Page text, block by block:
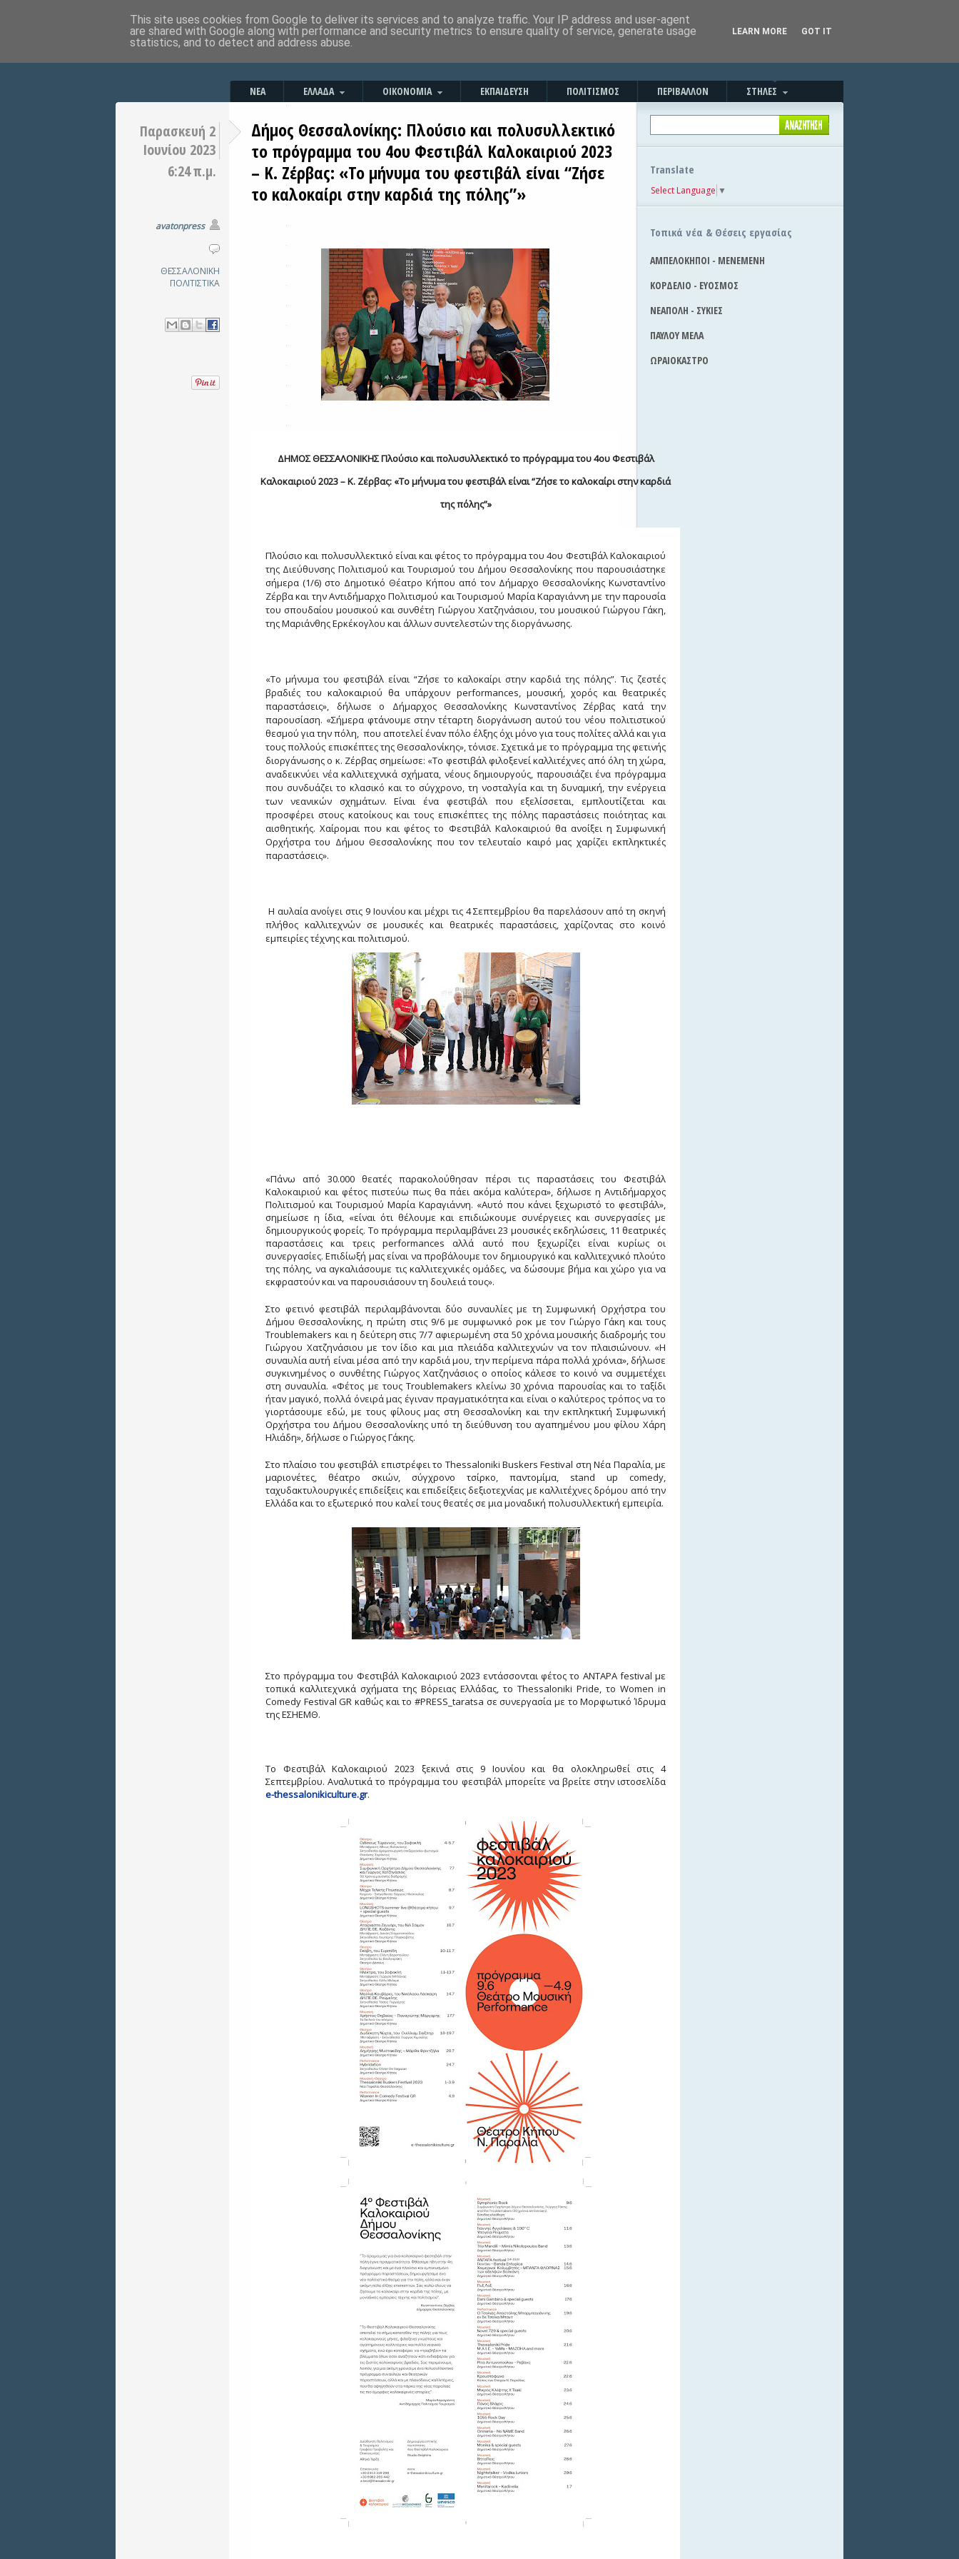
ΝΕΑ ΕΛΛΑΔΑ ΟΙΚΟΝΟΜΙΑ ΕΚΠΑΙΔΕΥΣΗ ΠΟΛΙΤΙΣΜΟΣ ΠΕΡΙΒΑΛΛΟΝ ΣΤΗΛΕΣ
Παρασκευή 2
Ιουνίου 2023
6:24 π.μ.
avatonpress
ΘΕΣΣΑΛΟΝΙΚΗ
ΠΟΛΙΤΙΣΤΙΚΑ
Δήμος Θεσσαλονίκης: Πλούσιο και πολυσυλλεκτικό
το πρόγραμμα του 4ου Φεστιβάλ Καλοκαιριού 2023
– Κ. Ζέρβας: «Το μήνυμα του φεστιβάλ είναι “Ζήσε
το καλοκαίρι στην καρδιά της πόλης”»
ΔΗΜΟΣ ΘΕΣΣΑΛΟΝΙΚΗΣ Πλούσιο και πολυσυλλεκτικό το πρόγραμμα του 4ου Φεστιβάλ
Καλοκαιριού 2023 – Κ. Ζέρβας: «Το μήνυμα του φεστιβάλ είναι “Ζήσε το καλοκαίρι στην καρδιά
της πόλης”»
Πλούσιο και πολυσυλλεκτικό είναι και φέτος το πρόγραμμα του 4ου Φεστιβάλ Καλοκαιριού
της Διεύθυνσης Πολιτισμού και Τουρισμού του Δήμου Θεσσαλονίκης που παρουσιάστηκε
σήμερα (1/6) στο Δημοτικό Θέατρο Κήπου από τον Δήμαρχο Θεσσαλονίκης Κωνσταντίνο
Ζέρβα και την Αντιδήμαρχο Πολιτισμού και Τουρισμού Μαρία Καραγιάννη με την παρουσία
του σπουδαίου μουσικού και συνθέτη Γιώργου Χατζηνάσιου, του μουσικού Γιώργου Γάκη,
της Μαριάνθης Ερκέκογλου και άλλων συντελεστών της διοργάνωσης.
«Το μήνυμα του φεστιβάλ είναι “Ζήσε το καλοκαίρι στην καρδιά της πόλης”. Tις ζεστές
βραδιές του καλοκαιριού θα υπάρχουν performances, μουσική, χορός και θεατρικές
παραστάσεις», δήλωσε ο Δήμαρχος Θεσσαλονίκης Κωνσταντίνος Ζέρβας κατά την
παρουσίαση. «Σήμερα φτάνουμε στην τέταρτη διοργάνωση αυτού του νέου πολιτιστικού
θεσμού για την πόλη, που αποτελεί έναν πόλο έλξης όχι μόνο για τους πολίτες αλλά και για
τους πολλούς επισκέπτες της Θεσσαλονίκης», τόνισε. Σχετικά με το πρόγραμμα της φετινής
διοργάνωσης ο κ. Ζέρβας σημείωσε: «Το φεστιβάλ φιλοξενεί καλλιτέχνες από όλη τη χώρα,
αναδεικνύει νέα καλλιτεχνικά σχήματα, νέους δημιουργούς, παρουσιάζει ένα πρόγραμμα
που συνδυάζει το κλασικό και το σύγχρονο, τη νοσταλγία και τη δυναμική, την ενέργεια
των νεανικών σχημάτων. Είναι ένα φεστιβάλ που εξελίσσεται, εμπλουτίζεται και
προσφέρει στους κατοίκους και τους επισκέπτες της πόλης παραστάσεις ποιότητας και
αισθητικής. Χαίρομαι που και φέτος το Φεστιβάλ Καλοκαιριού θα ανοίξει η Συμφωνική
Ορχήστρα του Δήμου Θεσσαλονίκης που τον τελευταίο καιρό μας χαρίζει εκπληκτικές
παραστάσεις».
Η αυλαία ανοίγει στις 9 Ιουνίου και μέχρι τις 4 Σεπτεμβρίου θα παρελάσουν από τη σκηνή
πλήθος καλλιτεχνών σε μουσικές και θεατρικές παραστάσεις, χαρίζοντας στο κοινό
εμπειρίες τέχνης και πολιτισμού.
«Πάνω από 30.000 θεατές παρακολούθησαν πέρσι τις παραστάσεις του Φεστιβάλ
Καλοκαιριού και φέτος πιστεύω πως θα πάει ακόμα καλύτερα», δήλωσε η Αντιδήμαρχος
Πολιτισμού και Τουρισμού Μαρία Καραγιάννη. «Αυτό που κάνει ξεχωριστό το φεστιβάλ»,
σημείωσε η ίδια, «είναι ότι θέλουμε και επιδιώκουμε συνέργειες και συνεργασίες με
δημιουργικούς φορείς. Το πρόγραμμα περιλαμβάνει 23 μουσικές εκδηλώσεις, 11 θεατρικές
παραστάσεις και τρεις performances αλλά αυτό που ξεχωρίζει είναι κυρίως οι
συνεργασίες. Επιδίωξή μας είναι να προβάλουμε τον δημιουργικό και καλλιτεχνικό πλούτο
της πόλης, να αγκαλιάσουμε τις καλλιτεχνικές ομάδες, να δώσουμε βήμα και χώρο για να
εκφραστούν και να παρουσιάσουν τη δουλειά τους».
Στο φετινό φεστιβάλ περιλαμβάνονται δύο συναυλίες με τη Συμφωνική Ορχήστρα του
Δήμου Θεσσαλονίκης, η πρώτη στις 9/6 με συμφωνικό ροκ με τον Γιώργο Γάκη και τους
Troublemakers και η δεύτερη στις 7/7 αφιερωμένη στα 50 χρόνια μουσικής διαδρομής του
Γιώργου Χατζηνάσιου με τον ίδιο και μια πλειάδα καλλιτεχνών να τον πλαισιώνουν. «Η
συναυλία αυτή είναι μέσα από την καρδιά μου, την περίμενα πάρα πολλά χρόνια», δήλωσε
συγκινημένος ο συνθέτης Γιώργος Χατζηνάσιος ο οποίος κάλεσε το κοινό να συμμετέχει
στη συναυλία. «Φέτος με τους Troublemakers κλείνω 30 χρόνια παρουσίας και το ταξίδι
ήταν μαγικό, πολλά όνειρά μας έγιναν πραγματικότητα και είναι ο καλύτερος τρόπος να το
γιορτάσουμε εδώ, με τους φίλους μας στη Θεσσαλονίκη και την εκπληκτική Συμφωνική
Ορχήστρα του Δήμου Θεσσαλονίκης υπό τη διεύθυνση του αγαπημένου μου φίλου Χάρη
Ηλιάδη», δήλωσε ο Γιώργος Γάκης.
Στο πλαίσιο του φεστιβάλ επιστρέφει το Thessaloniki Buskers Festival στη Νέα Παραλία, με
μαριονέτες, θέατρο σκιών, σύγχρονο τσίρκο, παντομίμα, stand up comedy,
ταχυδακτυλουργικές επιδείξεις και επιδείξεις δεξιοτεχνίας με καλλιτέχνες δρόμου από την
Ελλάδα και το εξωτερικό που καλεί τους θεατές σε μια μοναδική πολυσυλλεκτική εμπειρία.
Στο πρόγραμμα του Φεστιβάλ Καλοκαιριού 2023 εντάσσονται φέτος το ΑΝΤΑΡΑ festival με
τοπικά καλλιτεχνικά σχήματα της Βόρειας Ελλάδας, το Thessaloniki Pride, το Women in
Comedy Festival GR καθώς και το #PRESS_taratsa σε συνεργασία με το Μορφωτικό Ίδρυμα
της ΕΣΗΕΜΘ.
Το Φεστιβάλ Καλοκαιριού 2023 ξεκινά στις 9 Ιουνίου και θα ολοκληρωθεί στις 4
Σεπτεμβρίου. Αναλυτικά το πρόγραμμα του φεστιβάλ μπορείτε να βρείτε στην ιστοσελίδα
e-thessalonikiculture.gr.
Translate
Select Language ▼
Τοπικά νέα & Θέσεις εργασίας
ΑΜΠΕΛΟΚΗΠΟΙ - ΜΕΝΕΜΕΝΗ
ΚΟΡΔΕΛΙΟ - ΕΥΟΣΜΟΣ
ΝΕΑΠΟΛΗ - ΣΥΚΙΕΣ
ΠΑΥΛΟΥ ΜΕΛΑ
ΩΡΑΙΟΚΑΣΤΡΟ
This site uses cookies from Google to deliver its services and to analyze traffic. Your IP address and user-agent
are shared with Google along with performance and security metrics to ensure quality of service, generate usage
statistics, and to detect and address abuse.
LEARN MORE GOT IT